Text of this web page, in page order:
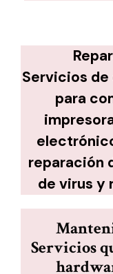
Servicios
para
reparación
de virus y
Servicios